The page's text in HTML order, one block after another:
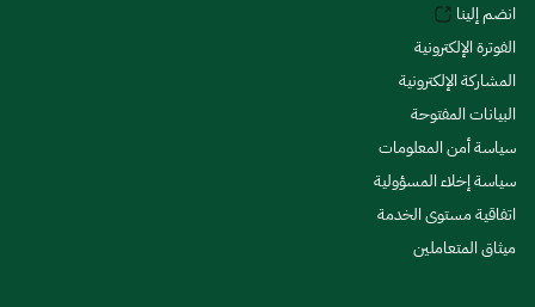
انضم إلينا
الفوترة الإلكترونية
المشاركة الإلكترونية
البيانات المفتوحة
سياسة أمن المعلومات
سياسة إخلاء المسؤولية
اتفاقية مستوى الخدمة
ميثاق المتعاملين